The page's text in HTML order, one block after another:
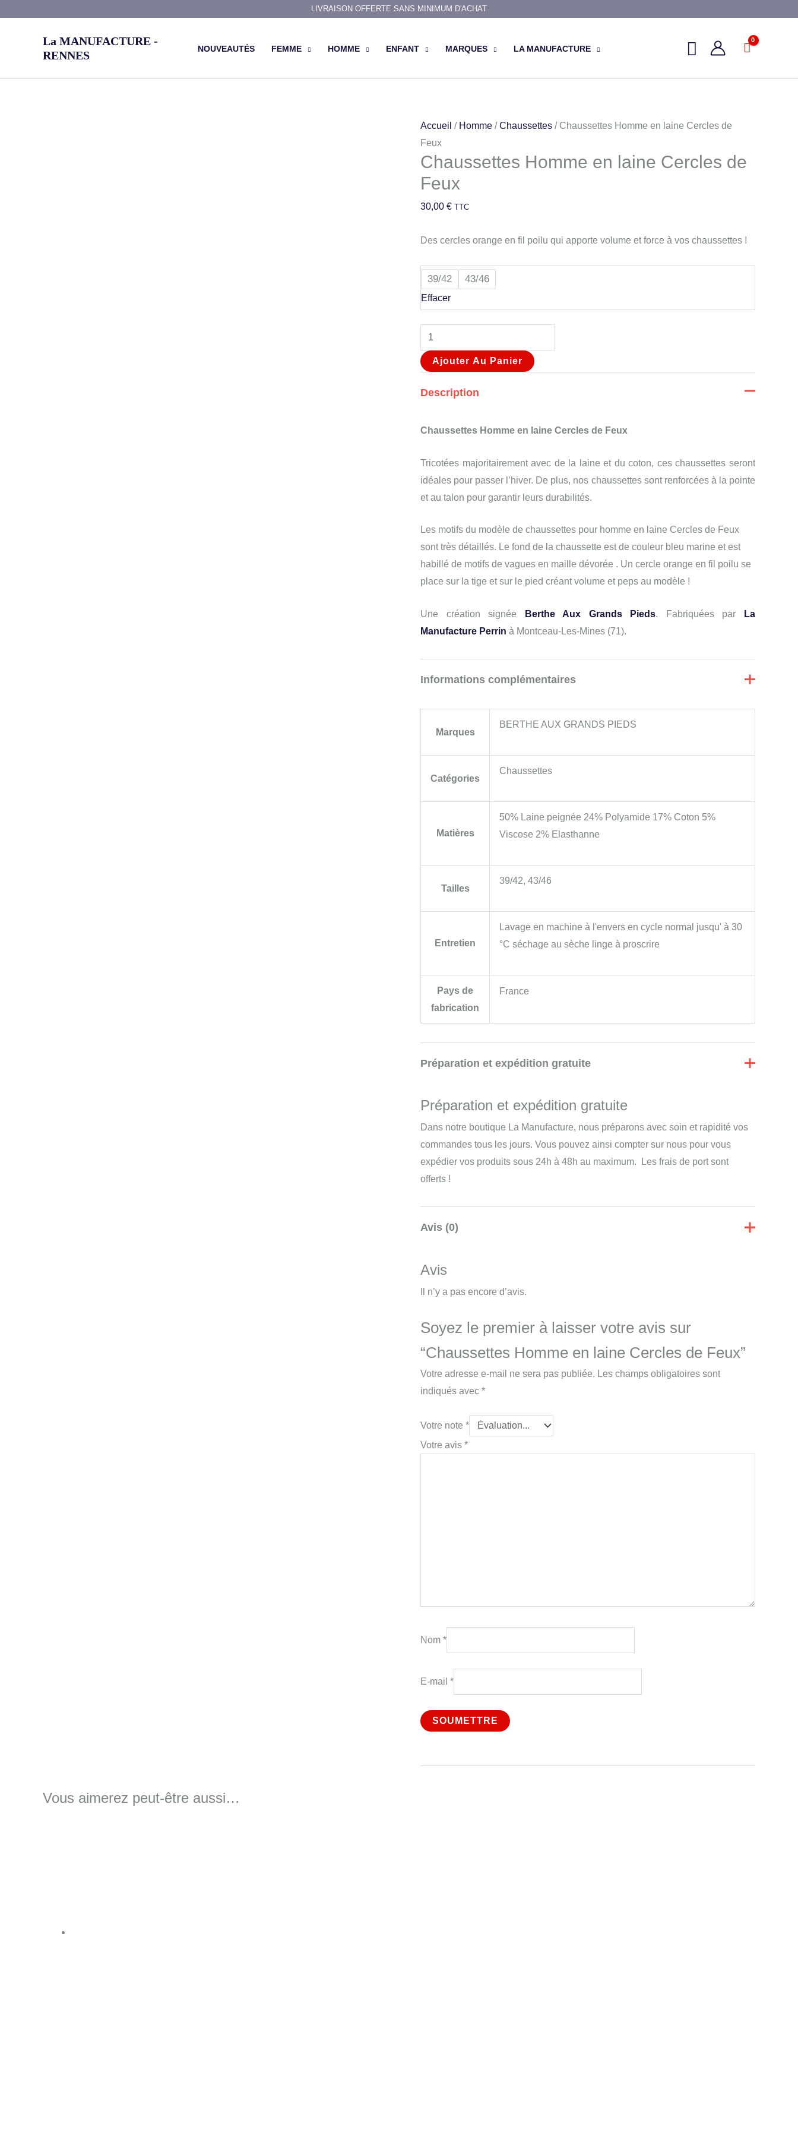
LIVRAISON OFFERTE SANS MINIMUM D'ACHAT
La MANUFACTURE -
RENNES
NOUVEAUTÉS FEMME HOMME ENFANT MARQUES LA MANUFACTURE
Accueil / Homme /Chaussettes / Chaussettes Homme en laine Cercles de
Feux
Chaussettes Homme en laine Cercles de
Feux
30,00 € TTC
Des cercles orange en fil poilu qui apporte volume et force à vos chaussettes !
39/42 43/46
Effacer
quantité
de
Chaussettes
Homme
laine
de
Ajouter Au Panier
Description
Chaussettes Homme en laine Cercles de Feux
Tricotées majoritairement avec de la laine et du coton, ces chaussettes seront
idéales pour passer l’hiver. De plus, nos chaussettes sont renforcées à la pointe
et au talon pour garantir leurs durabilités.
Les motifs du modèle de chaussettes pour homme en laine Cercles de Feux
sont très détaillés. Le fond de la chaussette est de couleur bleu marine et est
habillé de motifs de vagues en maille dévorée . Un cercle orange en fil poilu se
place sur la tige et sur le pied créant volume et peps au modèle !
Une création signée Berthe Aux Grands Pieds. Fabriquées par
La
Manufacture Perrin à Montceau-Les-Mines (71).
Informations complémentaires
Marques
BERTHE AUX GRANDS PIEDS
Catégories
Chaussettes
Matières
50% Laine peignée 24% Polyamide 17% Coton 5%
Viscose 2% Elasthanne
Tailles
39/42, 43/46
Entretien
Lavage en machine à l'envers en cycle normal jusqu' à 30
°C séchage au sèche linge à proscrire
Pays de
fabrication
France
Préparation et expédition gratuite
Préparation et expédition gratuite
Dans notre boutique La Manufacture, nous préparons avec soin et rapidité vos
commandes tous les jours. Vous pouvez ainsi compter sur nous pour vous
expédier vos produits sous 24h à 48h au maximum. Les frais de port sont
offerts !
Avis (0)
Avis
Il n’y a pas encore d’avis.
Soyez le premier à laisser votre avis sur
“Chaussettes Homme en laine Cercles de Feux”
Votre adresse e-mail ne sera pas publiée. Les champs obligatoires sont
indiqués avec *
Votre note *
Votre avis *
Nom *
E-mail *
Vous aimerez peut-être aussi…